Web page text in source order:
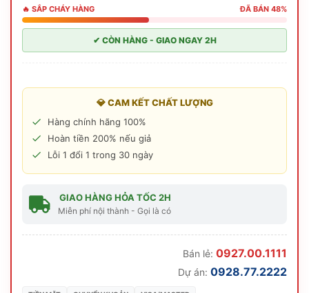
🔥 SẮP CHÁY HÀNG ĐÃ BÁN 48%
✔ CÒN HÀNG - GIAO NGAY 2H
💎 CAM KẾT CHẤT LƯỢNG
Hàng chính hãng 100%
Hoàn tiền 200% nếu giả
Lỗi 1 đổi 1 trong 30 ngày
GIAO HÀNG HỎA TỐC 2H
Miễn phí nội thành - Gọi là có
Bán lẻ: 0927.00.1111
Dự án: 0928.77.2222